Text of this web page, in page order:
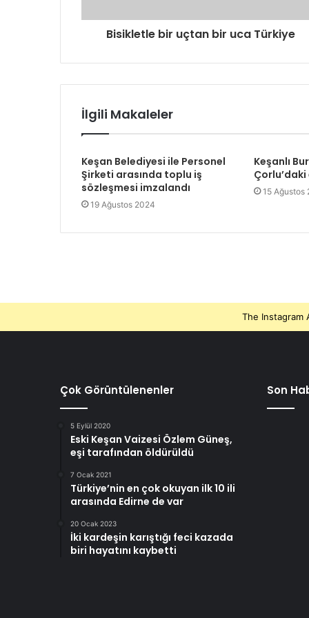
g
i
z
Bisikletle bir uçtan bir uca Türkiye
İlgili Makaleler
Keşan Belediyesi ile Personel
Şirketi arasında toplu iş
sözleşmesi imzalandı
19 Ağustos 2024
Keşanlı
15 Ağustos
The Instagram
Çok Görüntülenenler
5 Eylül 2020
Eski Keşan Vaizesi Özlem Güneş,
eşi tarafından öldürüldü
7 Ocak 2021
Türkiye’nin en çok okuyan ilk 10 ili
arasında Edirne de var
20 Ocak 2023
İki kardeşin karıştığı feci kazada
biri hayatını kaybetti
Son